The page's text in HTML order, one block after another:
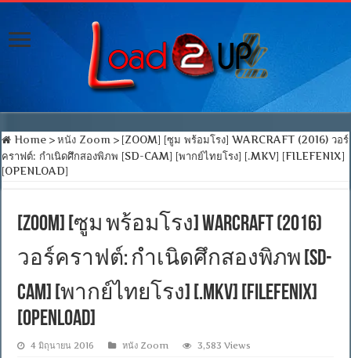
Home > หนัง Zoom > [ZOOM] [ซูม พร้อมโรง] WARCRAFT (2016) วอร์
คราฟต์: กำเนิดศึกสองพิภพ [SD-CAM] [พากย์ไทยโรง] [.MKV] [FILEFENIX]
[OPENLOAD]
[ZOOM] [ซูม พร้อมโรง] WARCRAFT (2016)
วอร์คราฟต์: กำเนิดศึกสองพิภพ [SD-
CAM] [พากย์ไทยโรง] [.MKV] [FILEFENIX]
[OPENLOAD]
4 มิถุนายน 2016 หนัง Zoom 3,583 Views